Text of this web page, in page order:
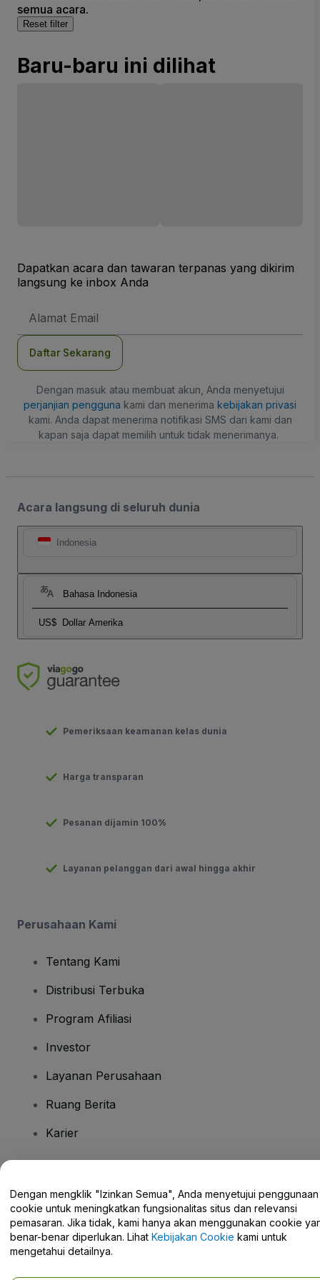
semua acara.
Reset filter
Baru-baru ini dilihat
Dapatkan acara dan tawaran terpanas yang dikirim
langsung ke inbox Anda
Email
Daftar Sekarang
Dengan masuk atau membuat akun, Anda menyetujui
perjanjian pengguna kami dan menerima kebijakan privasi
kami. Anda dapat menerima notifikasi SMS dari kami dan
kapan saja dapat memilih untuk tidak menerimanya.
Acara langsung di seluruh dunia
Indonesia
Bahasa Indonesia
US$ Dollar Amerika
Pemeriksaan keamanan kelas dunia
Harga transparan
Pesanan dijamin 100%
Layanan pelanggan dari awal hingga akhir
Perusahaan Kami
Tentang Kami
Distribusi Terbuka
Program Afiliasi
Investor
Layanan Perusahaan
Ruang Berita
Karier
Pusat Bantuan / Hubungi Kami
Dengan mengklik "Izinkan Semua", Anda menyetujui penggunaan
cookie untuk meningkatkan fungsionalitas situs dan relevansi
pemasaran. Jika tidak, kami hanya akan menggunakan cookie
benar-benar diperlukan. Lihat Kebijakan Cookie kami untuk
mengetahui detailnya.